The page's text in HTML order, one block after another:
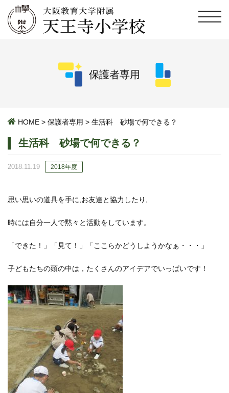
保護者専用
HOME > 保護者専用 > 生活科 砂場で何できる？
生活科 砂場で何できる？
2018.11.19 2018年度
思い思いの道具を手に,お友達と協力したり,
時には自分一人で黙々と活動をしています。
「できた！」「見て！」「ここらかどうしようかなぁ・・・」
子どもたちの頭の中は，たくさんのアイデアでいっぱいです！